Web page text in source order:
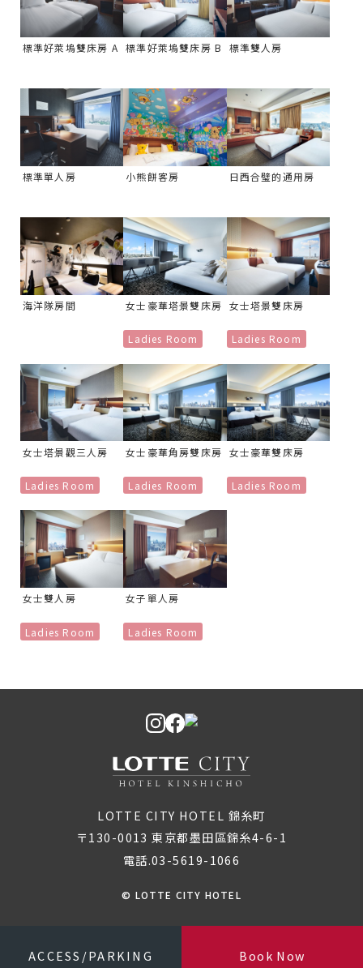
ACCESS/PARKING Book Now
標準好萊塢雙床房 A 標準好萊塢雙床房 B 標準雙人房
標準單人房 小熊餅客房 日西合璧的通用房
海洋隊房間 女士豪華塔景雙床房
Ladies Room
女士塔景雙床房
Ladies Room
女士塔景觀三人房
Ladies Room
女士豪華角房雙床房
Ladies Room
女士豪華雙床房
Ladies Room
女士雙人房
Ladies Room
女子單人房
Ladies Room
LOTTE CITY HOTEL 錦糸町
〒130-0013 東京都墨田區錦糸4-6-1
電話.03-5619-1066
© LOTTE CITY HOTEL